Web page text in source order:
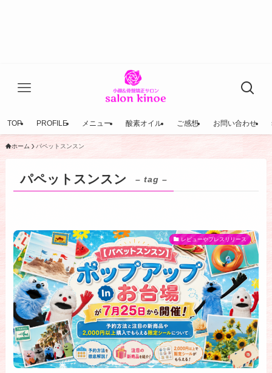
TOP PROFILE メニュー 酸素オイル ご感想 お問い合わせ
ホーム パペットスンスン
パペットスンスン – tag –
レビューやプレスリリース